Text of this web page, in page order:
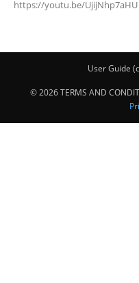
https://youtu.be/UjijNhp7aHU
User Guide
© 2026 TERMS AND